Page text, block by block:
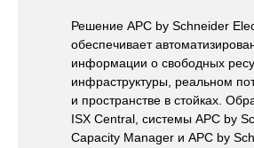
Решение APC by Schneider
обеспечивает
информации о свободных
инфраструктуры, реальном
и пространстве в стойках.
ISX Central, системы APC by
Capacity Manager и APC by